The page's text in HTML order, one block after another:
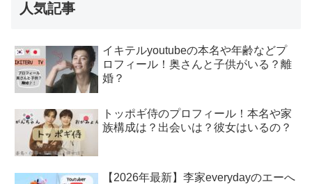
人気記事
イキテルyoutubeの本名や年齢などプ
ロフィール！奥さんと子供がいる？離
婚？
トッポギ侍のプロフィール！本名や家
族構成は？出会いは？彼女はいるの？
【2026年最新】李家everydayのエーへ